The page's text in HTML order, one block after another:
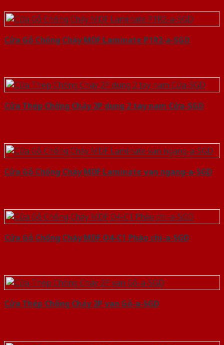
Cửa Gỗ Chống Cháy MDF Laminate P1R2-a-SGD
Cửa Thép Chống Cháy 2P dung 2 tay nam Cửa-SGD
Cửa Gỗ Chống Cháy MDF Laminate van ngang-a-SGD
Cửa Gỗ Chống Cháy MDF O4-C1 Phào chi-a-SGD
Cửa Thép Chống Cháy 2P van Gỗ-a-SGD